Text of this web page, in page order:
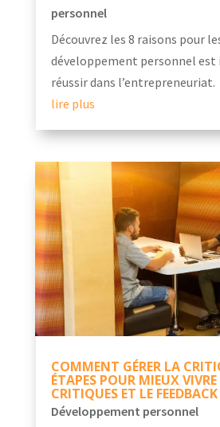
personnel
Découvrez les 8 raisons pour
développement personnel
réussir dans l’entrepreneuriat.
lire plus
COMMENT GÉRER LA
ÉTAPES POUR MIEUX VIVRE
CRITIQUES ET LE
Développement personnel